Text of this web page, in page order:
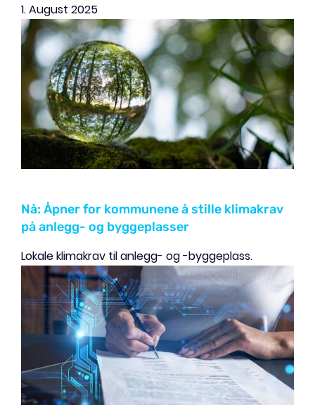
1. August 2025
Nå: Åpner for kommunene å stille klimakrav
på anlegg- og byggeplasser
Lokale klimakrav til anlegg- og -byggeplass.